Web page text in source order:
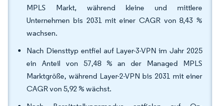
MPLS Markt, während kleine und mittlere
Unternehmen bis 2031 mit einer CAGR von 8,43 %
wachsen.
Nach Diensttyp entfiel auf Layer-3-VPN im Jahr 2025
ein Anteil von 57,48 % an der Managed MPLS
Marktgröße, während Layer-2-VPN bis 2031 mit einer
CAGR von 5,92 % wächst.